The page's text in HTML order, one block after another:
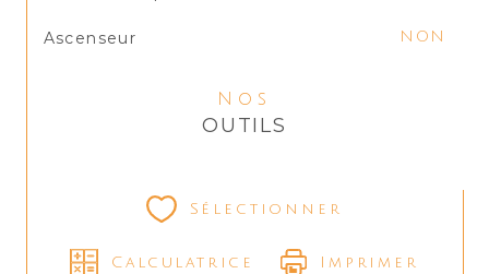
Ascenseur NON
Nos
OUTILS
Sélectionner
Calculatrice Imprimer